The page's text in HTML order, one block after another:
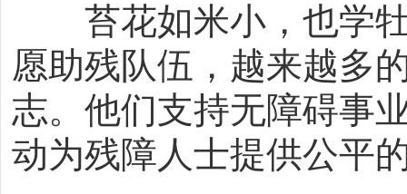
苔花如米小，也学牡
愿助残队伍，越来越多
志。他们支持无障碍事
动为残障人士提供公平